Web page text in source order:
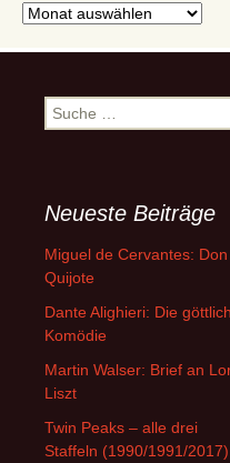
Archive
Suche
nach:
Neueste Beiträge
Miguel de Cervantes: Don
Quijote
Dante Alighieri: Die
Komödie
Martin Walser: Brief an
Liszt
Twin Peaks – alle drei
Staffeln (1990/1991/2017)